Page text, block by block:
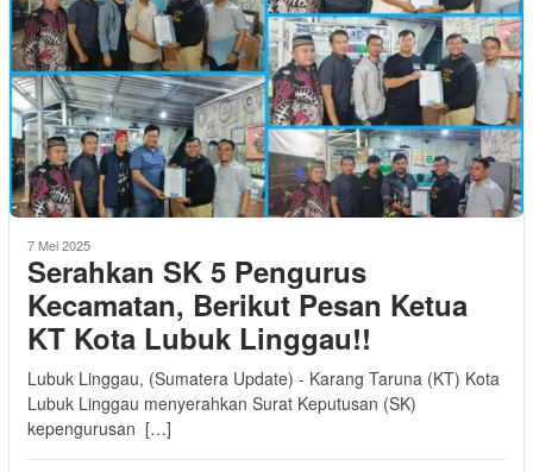
7 Mei 2025
Serahkan SK 5 Pengurus
Kecamatan, Berikut Pesan Ketua
KT Kota Lubuk Linggau!!
Lubuk Linggau, (Sumatera Update) - Karang Taruna (KT) Kota
Lubuk Linggau menyerahkan Surat Keputusan (SK)
kepengurusan […]